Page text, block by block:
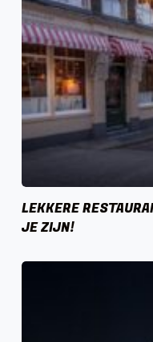
LEKKERE
JE ZIJN!